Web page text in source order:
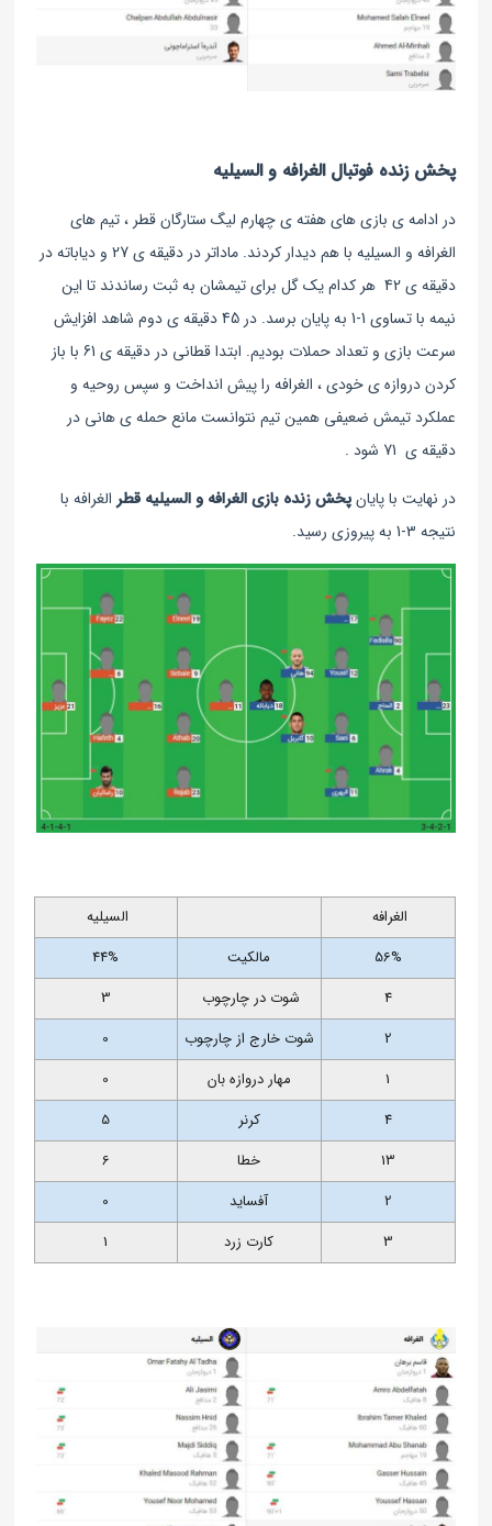
پخش زنده فوتبال الغرافه و السیلیه
در ادامه ی بازی های هفته ی چهارم لیگ ستارگان قطر ، تیم های
الغرافه و السیلیه با هم دیدار کردند. ماداتر در دقیقه ی 27 و دیاباته در
دقیقه ی 42 هر کدام یک گل برای تیمشان به ثبت رساندند تا این
نیمه با تساوی 1-1 به پایان برسد. در 45 دقیقه ی دوم شاهد افزایش
سرعت بازی و تعداد حملات بودیم. ابتدا قطانی در دقیقه ی 61 با باز
کردن دروازه ی خودی ، الغرافه را پیش انداخت و سپس روحیه و
عملکرد تیمش ضعیفی همین تیم نتوانست مانع حمله ی هانی در
دقیقه ی 71 شود .
در نهایت با پایانپخش زنده بازی الغرافه و السیلیه قطر الغرافه با
نتیجه 3-1 به پیروزی رسید.
الغرافه
السیلیه
56%
مالکیت
44%
4
شوت در چارچوب
3
2
شوت خارج از چارچوب
0
1
مهار دروازه بان
0
4
کرنر
5
13
خطا
6
2
آفساید
0
3
کارت زرد 1